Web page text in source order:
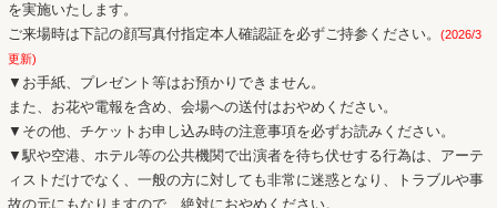
を実施いたします。
ご来場時は下記の顔写真付指定本人確認証を必ずご持参ください。
(2026/3
更新)
▼お手紙、プレゼント等はお預かりできません。
また、お花や電報を含め、会場への送付はおやめください。
▼その他、チケットお申し込み時の注意事項を必ずお読みください。
▼駅や空港、ホテル等の公共機関で出演者を待ち伏せする行為は、アーテ
ィストだけでなく、一般の方に対しても非常に迷惑となり、トラブルや事
故の元にもなりますので、絶対におやめください。